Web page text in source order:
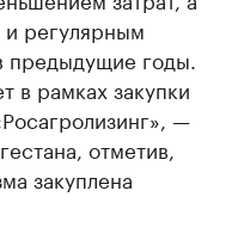
регулярным
годы.
в рамках закупки
—
отметив,
закуплена